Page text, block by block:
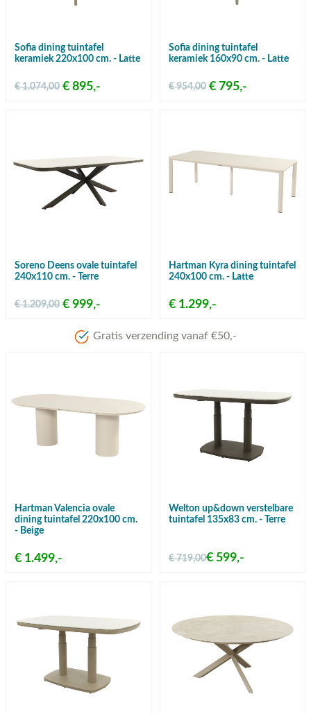
Sofia dining tuintafel
keramiek 220x100 cm. - Latte
€ 895,-
€ 1.074,00
Sofia dining tuintafel
keramiek 160x90 cm. - Latte
€ 795,-
€ 954,00
Soreno Deens ovale tuintafel
240x110 cm. - Terre
€ 999,-
€ 1.209,00
Hartman Kyra dining tuintafel
240x100 cm. - Latte
€ 1.299,-
Meer dan 80 jaar
Hartman Valencia ovale
dining tuintafel 220x100 cm.
- Beige
€ 1.499,-
Welton up&down verstelbare
tuintafel 135x83 cm. - Terre
€ 719,00€ 599,-